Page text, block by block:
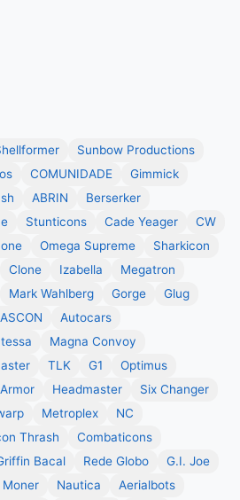
Sunbow Productions
COMUNIDADE
Gimmick
ABRIN
Berserker
Stunticons Cade Yeager
CW
Omega Supreme
Sharkicon
Clone Izabella
Megatron
Mark Wahlberg Gorge
Glug
Autocars
Magna Convoy
TLK G1
Optimus
Headmaster
Six Changer
Metroplex
NC
Thrash
Combaticons
Bacal Rede Globo
G.I. Joe
Moner Nautica
Aerialbots